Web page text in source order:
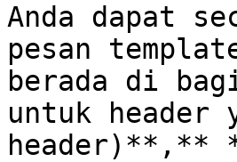
Anda dapat
pesan
berada di
untuk header
header)**,**